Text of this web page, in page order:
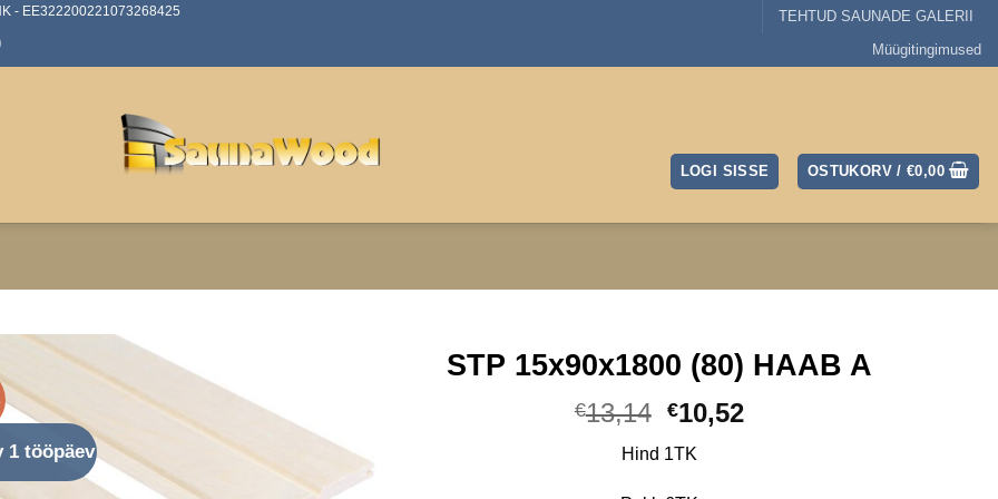
- EE322200221073268425
TEHTUD SAUNADE GALERII
Müügitingimused
LOGI SISSE OSTUKORV /€0,00
1 tööpäev
STP 15x90x1800 (80) HAAB A
€13,14 Algne
oli:
€13,14.
€10,52Praegune
Hind 1TK